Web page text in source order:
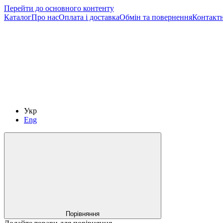
Перейти до основного контенту
КаталогПро насОплата і доставкаОбмін та повернення
Укр
Eng
Порівняння